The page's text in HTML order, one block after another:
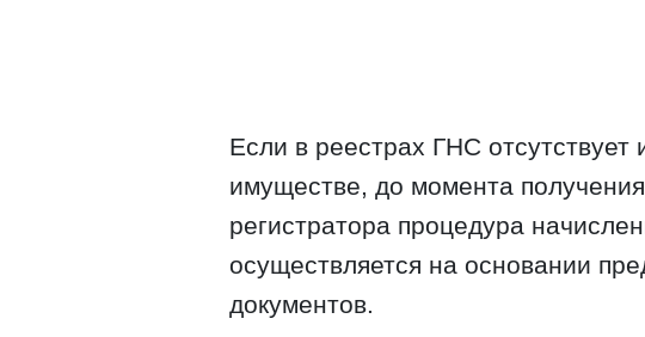
Если в реестрах ГНС
имуществе, до момента
регистратора процедура
осуществляется на основании
документов.